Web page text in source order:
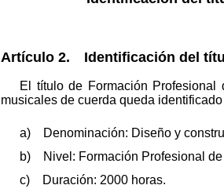
Artículo 2. Identificación del
El título de Formación
musicales de cuerda queda
a) Denominación: Diseño y
b) Nivel: Formación Profesional de
c) Duración: 2000 horas.